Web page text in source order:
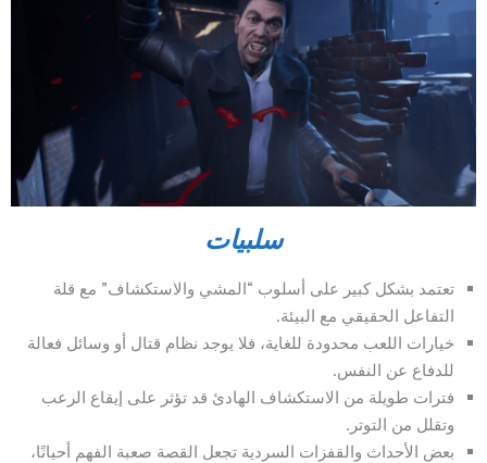
سلبيات
تعتمد بشكل كبير على أسلوب “المشي والاستكشاف” مع قلة
التفاعل الحقيقي مع البيئة.
خيارات اللعب محدودة للغاية، فلا يوجد نظام قتال أو وسائل فعالة
للدفاع عن النفس.
فترات طويلة من الاستكشاف الهادئ قد تؤثر على إيقاع الرعب
وتقلل من التوتر.
بعض الأحداث والقفزات السردية تجعل القصة صعبة الفهم أحيانًا،